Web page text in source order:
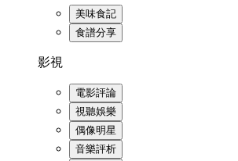
美味食記
食譜分享
影視
電影評論
視聽娛樂
偶像明星
音樂評析